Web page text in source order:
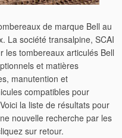
de marque Bell au
La société transalpine, SCAI
les tombereaux articulés Bell
et matières
manutention et
compatibles pour
la liste de résultats pour
nouvelle recherche par les
sur retour.